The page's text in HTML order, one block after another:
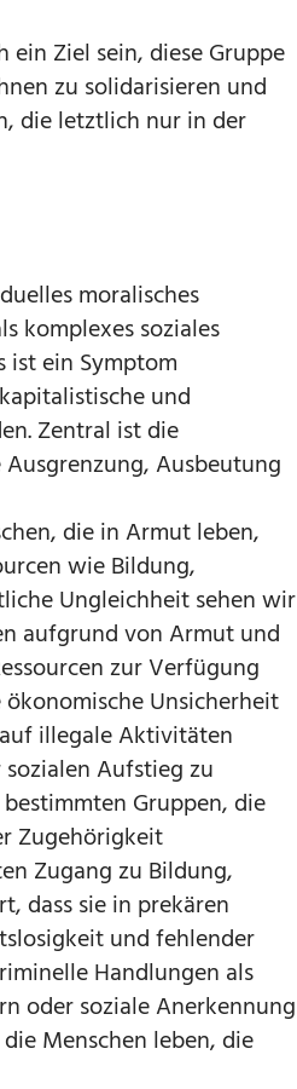
Ziel sein, diese Gruppe
zu solidarisieren und
die letztlich nur in der
moralisches
komplexes soziales
ist ein Symptom
und
Zentral ist die
Ausbeutung
die in Armut leben,
wie Bildung,
Ungleichheit sehen wir
aufgrund von Armut und
zur Verfügung
Unsicherheit
illegale Aktivitäten
Aufstieg zu
Gruppen, die
Zugehörigkeit
Zugang zu Bildung,
dass sie in prekären
und fehlender
Handlungen als
oder soziale Anerkennung
Menschen leben, die